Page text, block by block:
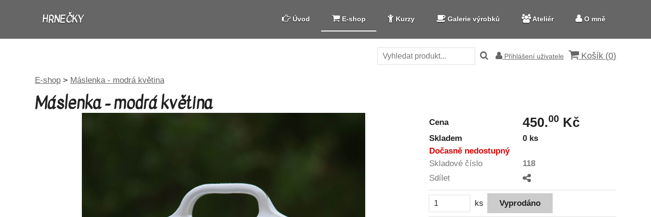
HRNEČKY Úvod E-shop Kurzy Galerie výrobků Ateliér O mně
Přihlášení uživatele Košík (0)
E-shop > Máslenka - modrá květina
Máslenka - modrá květina
Cena 450.00 Kč
Skladem
0 ks
Dočasně nedostupný
Skladové číslo
118
Sdílet
ks